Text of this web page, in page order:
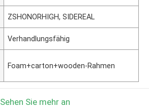
ZSHONORHIGH, SIDEREAL
Verhandlungsfähig
Foam+carton+wooden-Rahmen
Sehen Sie mehr an